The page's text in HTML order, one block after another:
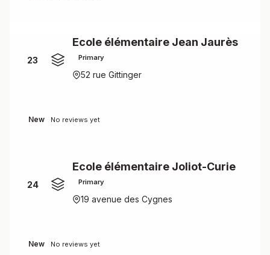
23
Ecole élémentaire Jean Jaurès
Primary
52 rue Gittinger
New No reviews yet
24
Ecole élémentaire Joliot-Curie
Primary
19 avenue des Cygnes
New No reviews yet